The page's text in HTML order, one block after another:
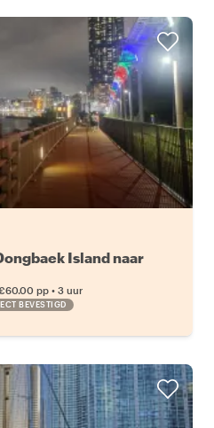
Island naar
pp • 3 uur
BEVESTIGD